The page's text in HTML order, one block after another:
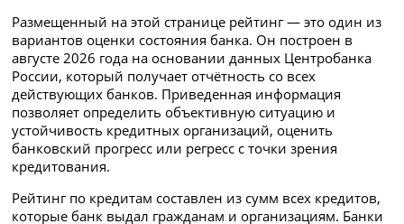
Размещенный на этой странице рейтинг — это один из
вариантов оценки состояния банка. Он построен в
августе 2026 года на основании данных Центробанка
России, который получает отчётность со всех
действующих банков. Приведенная информация
позволяет определить объективную ситуацию и
устойчивость кредитных организаций, оценить
банковский прогресс или регресс с точки зрения
кредитования.
Рейтинг по кредитам составлен из сумм всех кредитов,
которые банк выдал гражданам и организациям. Банки